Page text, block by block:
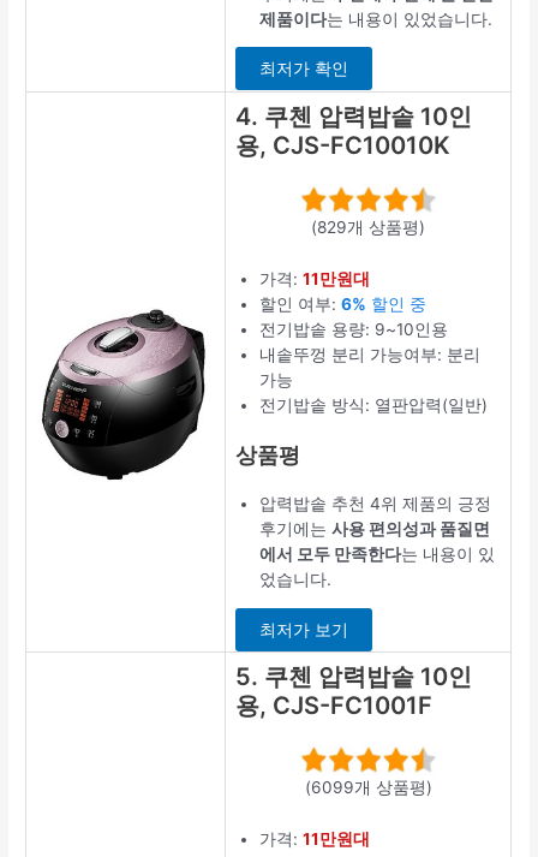
제품이다는 내용이 있었습니다.
최저가 확인
4. 쿠첸 압력밥솥 10인
용, CJS-FC10010K
(829개 상품평)
가격:11만원대
할인 여부:6% 할인 중
전기밥솥 용량: 9~10인용
내솥뚜껑 분리 가능여부: 분리
가능
전기밥솥 방식: 열판압력(일반)
상품평
압력밥솥 추천 4위 제품의 긍정
후기에는사용 편의성과 품질면
에서 모두 만족한다는 내용이 있
었습니다.
최저가 보기
5. 쿠첸 압력밥솥 10인
용, CJS-FC1001F
(6099개 상품평)
가격:11만원대